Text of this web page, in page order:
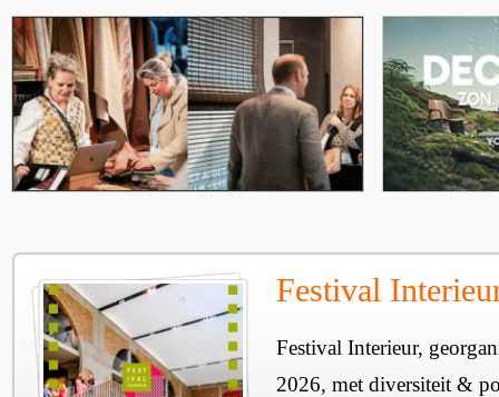
Festival
Festival Interieur,
2026, met diversiteit &